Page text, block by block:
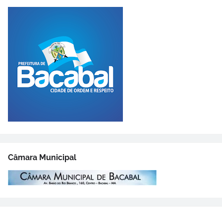
Câmara Municipal